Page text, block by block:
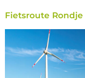
Fietsroute